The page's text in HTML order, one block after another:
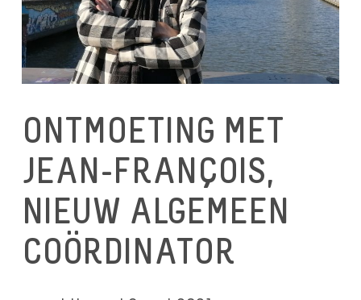
ONTMOETING MET
JEAN-FRANÇOIS,
NIEUW ALGEMEEN
COÖRDINATOR